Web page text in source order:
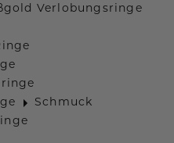
Verlobungsringe
Schmuck